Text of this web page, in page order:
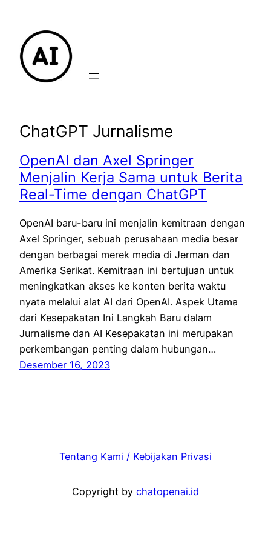
konten
ChatGPT Jurnalisme
OpenAI dan Axel Springer
Menjalin Kerja Sama untuk Berita
Real-Time dengan ChatGPT
OpenAI baru-baru ini menjalin kemitraan dengan
Axel Springer, sebuah perusahaan media besar
dengan berbagai merek media di Jerman dan
Amerika Serikat. Kemitraan ini bertujuan untuk
meningkatkan akses ke konten berita waktu
nyata melalui alat AI dari OpenAI. Aspek Utama
dari Kesepakatan Ini Langkah Baru dalam
Jurnalisme dan AI Kesepakatan ini merupakan
perkembangan penting dalam hubungan…
Desember 16, 2023
Tentang Kami / Kebijakan Privasi
Copyright by chatopenai.id